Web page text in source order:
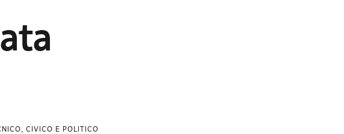
CIVICO E POLITICO